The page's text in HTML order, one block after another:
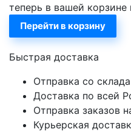
теперь в вашей корзине
Перейти в корзину
Быстрая доставка
Отправка со
Доставка по всей
Отправка заказов
Курьерская